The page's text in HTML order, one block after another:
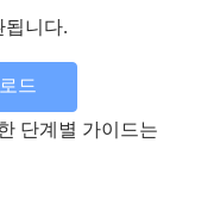
니다.
드
단계별 가이드는